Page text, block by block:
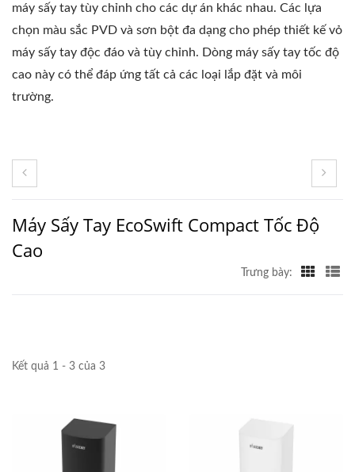
máy sấy tay tùy chỉnh cho các dự án khác nhau. Các lựa
chọn màu sắc PVD và sơn bột đa dạng cho phép thiết kế vỏ
máy sấy tay độc đáo và tùy chỉnh. Dòng máy sấy tay tốc độ
cao này có thể đáp ứng tất cả các loại lắp đặt và môi
trường.
Máy Sấy Tay EcoSwift Compact Tốc Độ
Cao
Trưng bày:
Kết quả 1 - 3 của 3